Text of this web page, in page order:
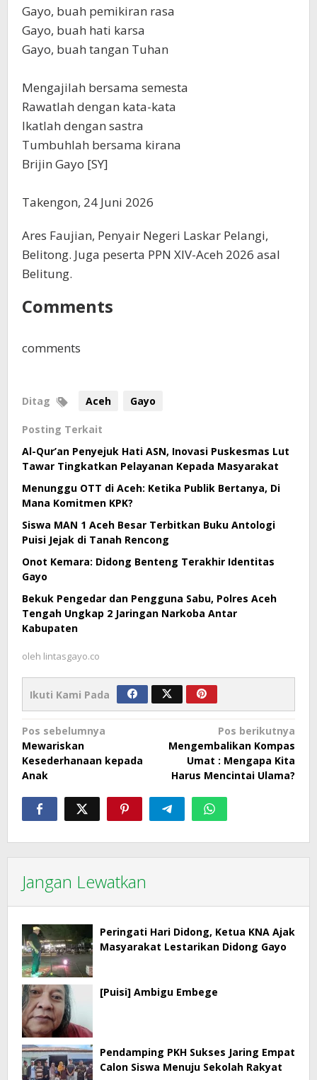
‎Gayo, buah pemikiran rasa
‎Gayo, buah hati karsa
‎Gayo, buah tangan Tuhan
‎Mengajilah bersama semesta
‎Rawatlah dengan kata-kata
‎Ikatlah dengan sastra
‎Tumbuhlah bersama kirana
‎‎Brijin Gayo [SY]
‎Takengon, 24 Juni 2026
Ares Faujian, Penyair Negeri Laskar Pelangi,
Belitong. Juga peserta PPN XIV-Aceh 2026 asal
Belitung.
Comments
comments
Ditag Aceh Gayo
Posting Terkait
Al-Qur’an Penyejuk Hati ASN, Inovasi Puskesmas Lut
Tawar Tingkatkan Pelayanan Kepada Masyarakat
Menunggu OTT di Aceh: Ketika Publik Bertanya, Di
Mana Komitmen KPK?
Siswa MAN 1 Aceh Besar Terbitkan Buku Antologi
Puisi Jejak di Tanah Rencong
Onot Kemara: Didong Benteng Terakhir Identitas
Gayo
Bekuk Pengedar dan Pengguna Sabu, Polres Aceh
Tengah Ungkap 2 Jaringan Narkoba Antar
Kabupaten
oleh lintasgayo.co
Ikuti Kami Pada
Navigasi
pos
Pos sebelumnya
Mewariskan
Kesederhanaan kepada
Anak
Pos berikutnya
Mengembalikan Kompas
Umat : Mengapa Kita
Harus Mencintai Ulama?
Jangan Lewatkan
Peringati Hari Didong, Ketua KNA Ajak
Masyarakat Lestarikan Didong Gayo
[Puisi] Ambigu Embege
Pendamping PKH Sukses Jaring Empat
Calon Siswa Menuju Sekolah Rakyat